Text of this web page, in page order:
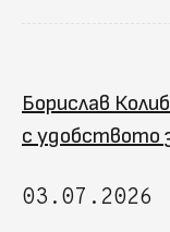
Борислав
с удобството
03.07.2026